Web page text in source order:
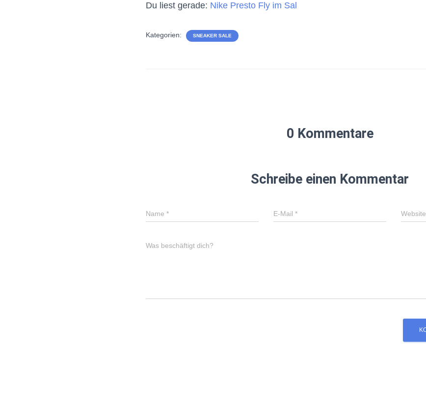
Du liest gerade: Nike Presto Fly im Sal
Kategorien: SNEAKER SALE
0 Kommentare
Schreibe einen Kommentar
Name * E-Mail * Website
Was beschäftigt dich?